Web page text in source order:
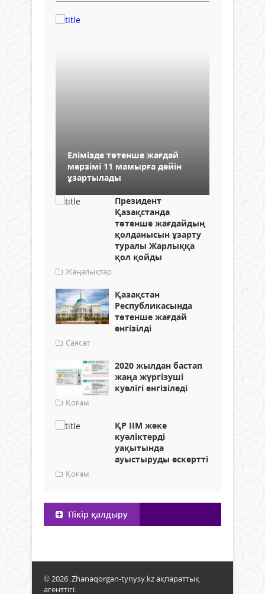
Елімізде төтенше жағдай
мерзімі 11 мамырға дейін
ұзартылады
Президент
Қазақстанда
төтенше жағдайдың
қолданысын ұзарту
туралы Жарлыққа
қол қойды
Жаңалықтар
Қазақстан
Республикасында
төтенше жағдай
енгізілді
Саясат
2020 жылдан бастап
жаңа жүргізуші
куәлігі енгізіледі
Қоғам
ҚР ІІМ жеке
куәліктерді
уақытында
ауыстыруды ескертті
Қоғам
Пікір қалдыру
© 2026. Zhanaqorgan-tynysy.kz ақпараттық
агенттігі.